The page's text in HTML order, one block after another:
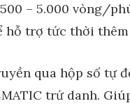
– 5.000 vòng/
hỗ trợ tức thời
qua hộp số tự
trứ danh.